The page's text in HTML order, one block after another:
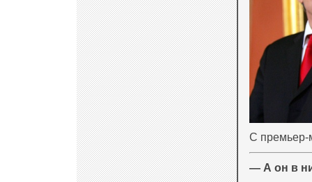
С премьер-
— А он в